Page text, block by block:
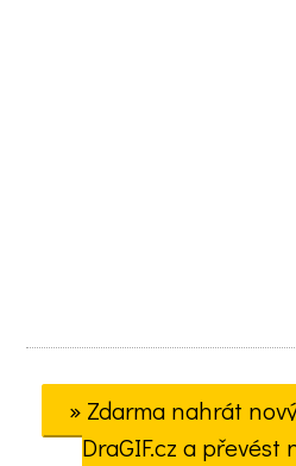
» Zdarma nahrát
DraGIF.cz a převést